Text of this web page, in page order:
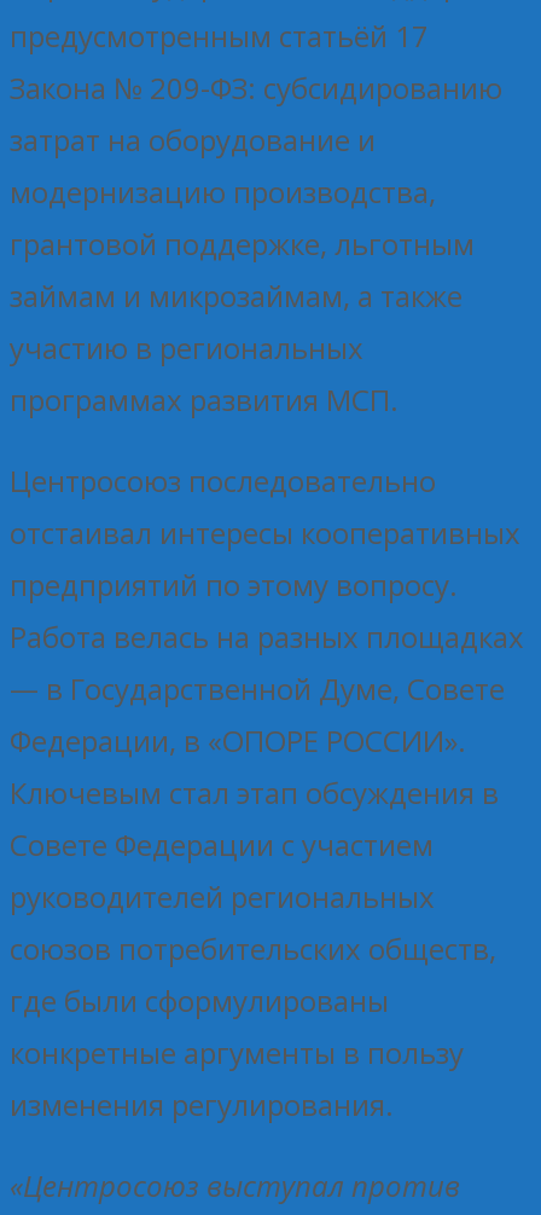
предусмотренным статьёй 17
Закона № 209-ФЗ: субсидированию
затрат на оборудование и
модернизацию производства,
грантовой поддержке, льготным
займам и микрозаймам, а также
участию в региональных
программах развития МСП.
Центросоюз последовательно
отстаивал интересы кооперативных
предприятий по этому вопросу.
Работа велась на разных площадках
— в Государственной Думе, Совете
Федерации, в «ОПОРЕ РОССИИ».
Ключевым стал этап обсуждения в
Совете Федерации с участием
руководителей региональных
союзов потребительских обществ,
где были сформулированы
конкретные аргументы в пользу
изменения регулирования.
«Центросоюз выступал против